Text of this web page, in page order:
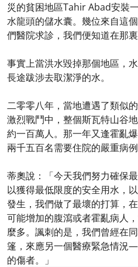
災的貧困地區Tahir Abad安裝
水龍頭的儲水囊。幾位來自這
們醫院求診，我們便知道在那
事實上當洪水毀掉那個地區，
長途跋涉去取潔淨的水。
二零零八年，當地遭遇了類似
激烈戰鬥中，整個斯瓦特山谷
約一百萬人。那一年又逢霍亂
兩千五百名需要住院的嚴重病例
蒂奧說：「今天我們努力確保
以獲得最低限度的安全用水，
發生，我們做了最壞的打算，
可能增加的腹瀉或者霍亂病人
麼多。諷刺的是，我們曾經在
篷，來應另一個醫療緊急情況
的傷者。」